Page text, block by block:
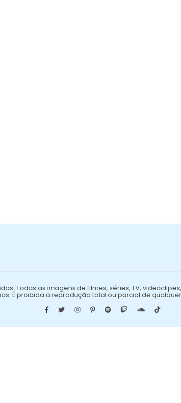
Todas as imagens de filmes, séries, TV,
É proibida a reprodução total ou parcial de